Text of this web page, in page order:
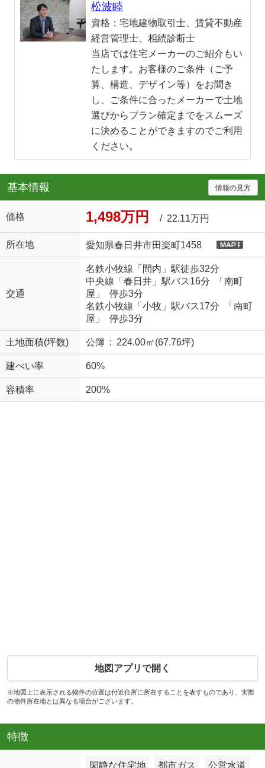
松波睦
資格：宅地建物取引士、賃貸不動産
経営管理士、相続診断士
当店では住宅メーカーのご紹介もい
たします。お客様のご条件（ご予
算、構造、デザイン等）をお聞き
し、ご条件に合ったメーカーで土地
選びからプラン確定までをスムーズ
に決めることができますのでご利用
ください。
基本情報 情報の見方
価格 1,498万円 / 22.11万円
所在地 愛知県春日井市田楽町1458
交通
名鉄小牧線「間内」駅徒歩32分
中央線「春日井」駅バス16分 「南町
屋」 停歩3分
名鉄小牧線「小牧」駅バス17分 「南町
屋」 停歩3分
土地面積(坪数) 公簿 : 224.00㎡(67.76坪)
建ぺい率 60%
容積率 200%
地図アプリで開く
※地図上に表示される物件の位置は付近住所に所在することを表すものであり、実際
の物件所在地とは異なる場合がございます。
特徴
閑静な住宅地 都市ガス 公営水道